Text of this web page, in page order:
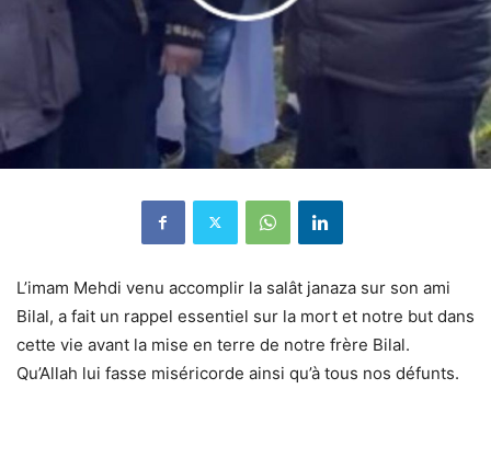
L’imam Mehdi venu accomplir la salât janaza sur son ami
Bilal, a fait un rappel essentiel sur la mort et notre but dans
cette vie avant la mise en terre de notre frère Bilal.
Qu’Allah lui fasse miséricorde ainsi qu’à tous nos défunts.